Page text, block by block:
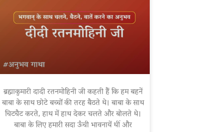
ब्रह्माकुमारी दादी रतनमोहिनी जी कहती हैं कि हम बहनें
बाबा के साथ छोटे बच्चों की तरह बैठते थे। बाबा के साथ
चिटचैट करते, हाथ में हाथ देकर चलते और बोलते थे।
बाबा के लिए हमारी सदा ऊँची भावनायें थीं और